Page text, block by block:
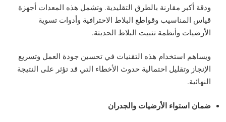
ودقة أكبر مقارنة بالطرق التقليدية. وتشمل هذه المعدات أجهزة
قياس المناسيب وقواطع البلاط الاحترافية وأدوات تسوية
الأرضيات وأنظمة تثبيت البلاط الحديثة.
ويساهم استخدام هذه التقنيات في تحسين جودة العمل وتسريع
الإنجاز وتقليل احتمالية حدوث الأخطاء التي قد تؤثر على النتيجة
النهائية.
ضمان استواء الأرضيات والجدران